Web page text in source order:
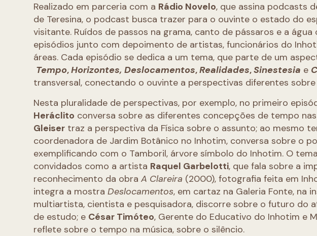
Realizado em parceria com a Rádio Novelo, que assina podcasts
de Teresina, o podcast busca trazer para o ouvinte o estado do
visitante. Ruídos de passos na grama, canto de pássaros e a
episódios junto com depoimento de artistas, funcionários do
áreas. Cada episódio se dedica a um tema, que parte de um
Tempo,Horizontes, Deslocamentos,Realidades,Sinestesia e
transversal, conectando o ouvinte a perspectivas diferentes
Nesta pluralidade de perspectivas, por exemplo, no primeiro
Heráclito conversa sobre as diferentes concepções de tempo
Gleiser traz a perspectiva da Física sobre o assunto; ao mesmo
coordenadora de Jardim Botânico no Inhotim, conversa sobre o
exemplificando com o Tamboril, árvore símbolo do Inhotim. O
convidados como a artista Raquel Garbelotti, que fala sobre a
reconhecimento da obraA Clareira (2000), fotografia feita em
integra a mostraDeslocamentos, em cartaz na Galeria Fonte, na
multiartista, cientista e pesquisadora, discorre sobre o futuro do
de estudo; e César Timóteo, Gerente do Educativo do Inhotim e
reflete sobre o tempo na música, sobre o silêncio.